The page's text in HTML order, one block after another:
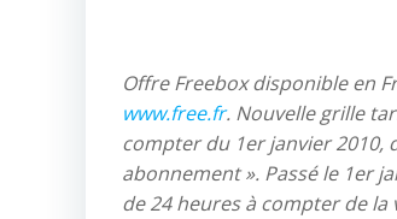
Offre Freebox disponible en
www.free.fr. Nouvelle grille
compter du 1er janvier 2010,
abonnement ». Passé le 1er
de 24 heures à compter de la